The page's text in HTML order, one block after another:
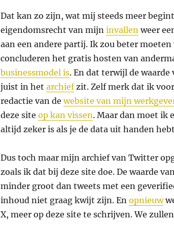
Dat kan zo zijn, wat mij steeds meer
eigendomsrecht van mijn invallen weer
aan een andere partij. Ik zou beter
concluderen het gratis hosten van
businessmodel is. En dat terwijl de
juist in het archiefzit. Zelf merk dat ik
redactie van dewebsite van mijn
deze site op kan vissen. Maar dan moet ik
altijd zeker is als je de data uit handen
Dus toch maar mijn archief van Twitter
zoals ik dat bij deze site doe. De waarde
minder groot dan tweets met een
inhoud niet graag kwijt zijn. En opnieuw
X, meer op deze site te schrijven. We